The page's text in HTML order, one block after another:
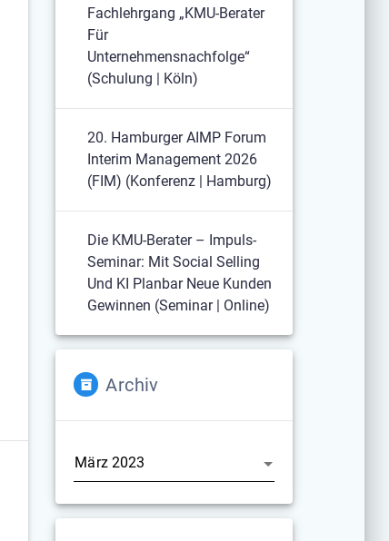
Fachlehrgang „KMU-Berater
Für
Unternehmensnachfolge“
(Schulung | Köln)
20. Hamburger AIMP Forum
Interim Management 2026
(FIM) (Konferenz | Hamburg)
Die KMU-Berater – Impuls-
Seminar: Mit Social Selling
Und KI Planbar Neue Kunden
Gewinnen (Seminar | Online)
Archiv